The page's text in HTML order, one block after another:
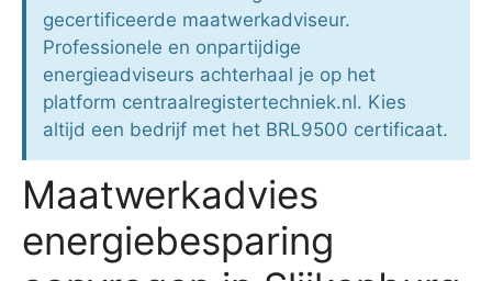
gecertificeerde maatwerkadviseur.
Professionele en onpartijdige
energieadviseurs achterhaal je op het
platform centraalregistertechniek.nl. Kies
altijd een bedrijf met het BRL9500 certificaat.
Maatwerkadvies
energiebesparing